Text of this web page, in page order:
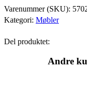
Varenummer (SKU):
Kategori: Møbler
Del produktet:
Andre